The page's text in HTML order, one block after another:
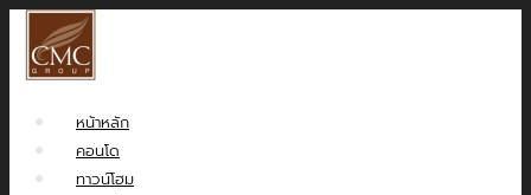
หน้าหลัก
คอนโด
ทาวน์โฮม